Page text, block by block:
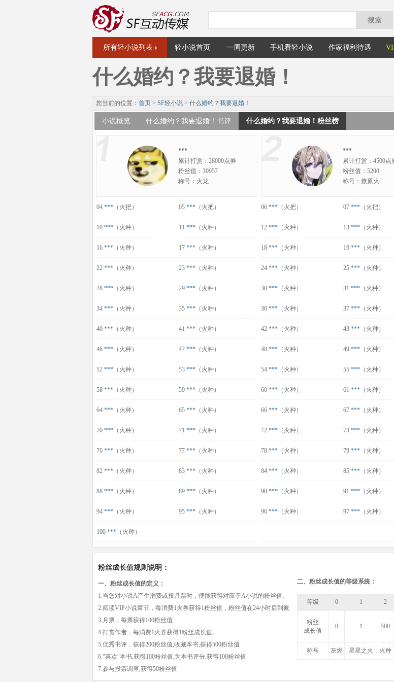
搜索
所有轻小说列表 轻小说首页 一周更新 手机看轻小说 作家福利待遇
什么婚约？我要退婚！
您当前的位置： 首页 > SF轻小说 > 什么婚约？我要退婚！
小说概览 什么婚约？我要退婚！书评 什么婚约？我要退婚！粉丝榜
***
累计打赏：28000点券
粉丝值：30957
称号：火龙
***
累计打赏：4500点
粉丝值：5200
称号：燎原火
04 *** （火把） 05 *** （火把） 06 *** （火把） 07 *** （火把）
10 *** （火种） 11 *** （火种） 12 *** （火种） 13 *** （火种）
16 *** （火种） 17 *** （火种） 18 *** （火种） 19 *** （火种）
22 *** （火种） 23 *** （火种） 24 *** （火种） 25 *** （火种）
28 *** （火种） 29 *** （火种） 30 *** （火种） 31 *** （火种）
34 *** （火种） 35 *** （火种） 36 *** （火种） 37 *** （火种）
40 *** （火种） 41 *** （火种） 42 *** （火种） 43 *** （火种）
46 *** （火种） 47 *** （火种） 48 *** （火种） 49 *** （火种）
52 *** （火种） 53 *** （火种） 54 *** （火种） 55 *** （火种）
58 *** （火种） 59 *** （火种） 60 *** （火种） 61 *** （火种）
64 *** （火种） 65 *** （火种） 66 *** （火种） 67 *** （火种）
70 *** （火种） 71 *** （火种） 72 *** （火种） 73 *** （火种）
76 *** （火种） 77 *** （火种） 78 *** （火种） 79 *** （火种）
82 *** （火种） 83 *** （火种） 84 *** （火种） 85 *** （火种）
88 *** （火种） 89 *** （火种） 90 *** （火种） 91 *** （火种）
94 *** （火种） 95 *** （火种） 96 *** （火种） 97 *** （火种）
100 *** （火种）
粉丝成长值规则说明：
一、粉丝成长值的定义：
1.当您对小说A产生消费或投月票时，便能获得对应于A小说的粉丝值。
2.阅读VIP小说章节，每消费1火券获得1粉丝值，粉丝值在24小时后到账
3.月票，每票获得100粉丝值
4.打赏作者，每消费1火券获得1粉丝成长值。
5.优秀书评，获得200粉丝值,收藏本书,获得500粉丝值
6."喜欢"本书,获得100粉丝值,为本书评分,获得100粉丝值
7.参与投票调查,获得50粉丝值
二、粉丝成长值的等级系统：
等级 0 1 2
粉丝
成长值
0 1 500
称号 灰烬 星星之火 火种